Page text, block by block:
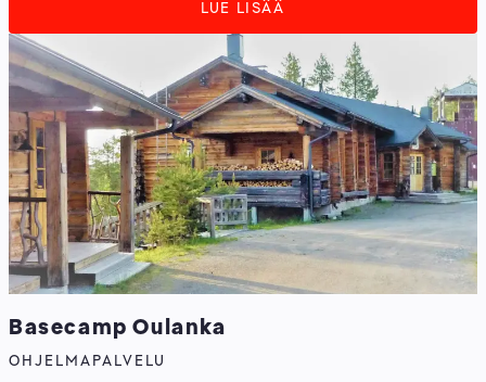
LUE LISÄÄ
Basecamp Oulanka
OHJELMAPALVELU